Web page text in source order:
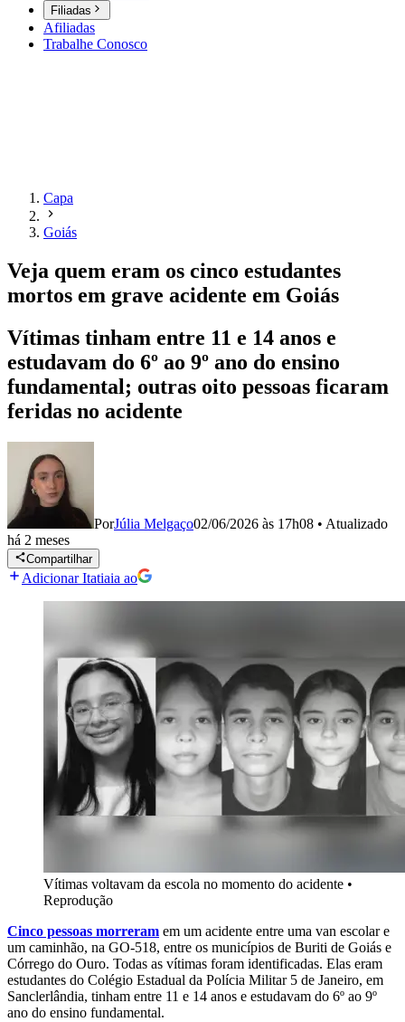
Filiadas
Afiliadas
Trabalhe Conosco
Capa
Goiás
Veja quem eram os cinco estudantes
mortos em grave acidente em Goiás
Vítimas tinham entre 11 e 14 anos e
estudavam do 6º ao 9º ano do ensino
fundamental; outras oito pessoas ficaram
feridas no acidente
PorJúlia Melgaço02/06/2026 às 17h08 • Atualizado
há 2 meses
Compartilhar
Adicionar Itatiaia ao
Vítimas voltavam da escola no momento do acidente •
Reprodução
Cinco pessoas morreram em um acidente entre uma van escolar e
um caminhão, na GO-518, entre os municípios de Buriti de Goiás e
Córrego do Ouro. Todas as vítimas foram identificadas. Elas eram
estudantes do Colégio Estadual da Polícia Militar 5 de Janeiro, em
Sanclerlândia, tinham entre 11 e 14 anos e estudavam do 6º ao 9º
ano do ensino fundamental.